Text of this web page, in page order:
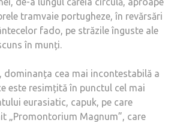
tramvaie portugheze, în revărsări
fado, pe străzile înguste ale
în munți.
dominanța cea mai incontestabilă a
este resimțită în punctul cel mai
eurasiatic, capuk, pe care
„Promontorium Magnum”, care